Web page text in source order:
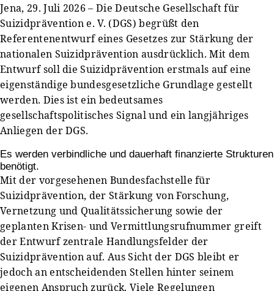
Jena, 29. Juli 2026 – Die Deutsche Gesellschaft für
Suizidprävention e. V. (DGS) begrüßt den
Referentenentwurf eines Gesetzes zur Stärkung der
nationalen Suizidprävention ausdrücklich. Mit dem
Entwurf soll die Suizidprävention erstmals auf eine
eigenständige bundesgesetzliche Grundlage gestellt
werden. Dies ist ein bedeutsames
gesellschaftspolitisches Signal und ein langjähriges
Anliegen der DGS.
Es werden verbindliche und dauerhaft finanzierte Strukturen
benötigt.
Mit der vorgesehenen Bundesfachstelle für
Suizidprävention, der Stärkung von Forschung,
Vernetzung und Qualitätssicherung sowie der
geplanten Krisen- und Vermittlungsrufnummer greift
der Entwurf zentrale Handlungsfelder der
Suizidprävention auf. Aus Sicht der DGS bleibt er
jedoch an entscheidenden Stellen hinter seinem
eigenen Anspruch zurück. Viele Regelungen